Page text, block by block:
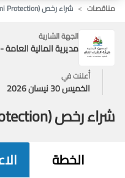
مناقصات
شراء رخص (DMarc and Bimi Protection)
الجهة الشارية
مديرية المالية العامة
أُعلنت في
الخميس 30 نيسان 2026
شراء رخص (DMarc and Bimi Protection)
الخطة